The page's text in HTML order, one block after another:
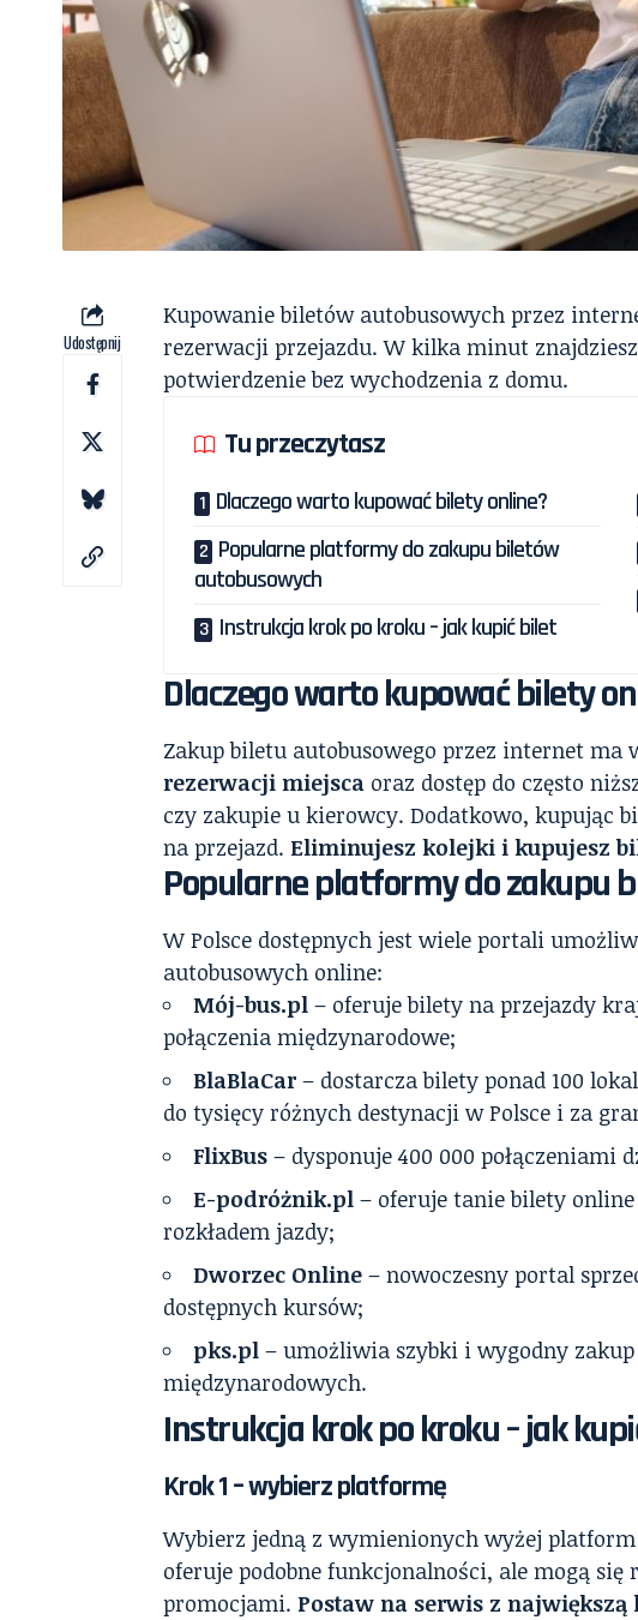
Udostępnij
Kupowanie biletów autobusowych przez
rezerwacji przejazdu. W kilka minut
potwierdzenie bez wychodzenia z domu.
Tu przeczytasz
Dlaczego warto kupować bilety online?
Popularne platformy do zakupu biletów
autobusowych
Instrukcja krok po kroku – jak kupić bilet
Dlaczego warto kupować bilety
Zakup biletu autobusowego przez internet ma
rezerwacji miejsca oraz dostęp do często
czy zakupie u kierowcy. Dodatkowo, kupując
na przejazd.Eliminujesz kolejki i kupujesz
Popularne platformy do zakupu
W Polsce dostępnych jest wiele portali
autobusowych online:
Mój-bus.pl – oferuje bilety na przejazdy
połączenia międzynarodowe;
BlaBlaCar – dostarcza bilety ponad 100
do tysięcy różnych destynacji w Polsce i za
FlixBus – dysponuje 400 000 połączeniami
E-podróżnik.pl – oferuje tanie bilety
rozkładem jazdy;
Dworzec Online – nowoczesny portal
dostępnych kursów;
pks.pl – umożliwia szybki i wygodny
międzynarodowych.
Instrukcja krok po kroku – jak
Krok 1 – wybierz platformę
Wybierz jedną z wymienionych wyżej
oferuje podobne funkcjonalności, ale mogą
promocjami.Postaw na serwis z